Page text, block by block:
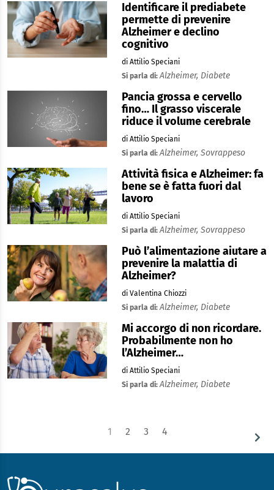
Identificare il prediabete
permette di prevenire
Alzheimer e declino
cognitivo
di Attilio Speciani
Si parla di:Alzheimer, Diabete
Pancia grossa e cervello
fino… Il grasso viscerale
riduce il volume cerebrale
di Attilio Speciani
Si parla di:Alzheimer, Sovrappeso
Attività fisica e Alzheimer: fa
bene se è fatta fuori dal
lavoro
di Attilio Speciani
Si parla di:Alzheimer, Sovrappeso
Può l’alimentazione aiutare a
prevenire la malattia di
Alzheimer?
di Valentina Chiozzi
Si parla di:Alzheimer, Diabete
Mi accorgo di non ricordare.
Probabilmente non ho
l’Alzheimer…
di Attilio Speciani
Si parla di:Alzheimer, Diabete
1 2 3 4